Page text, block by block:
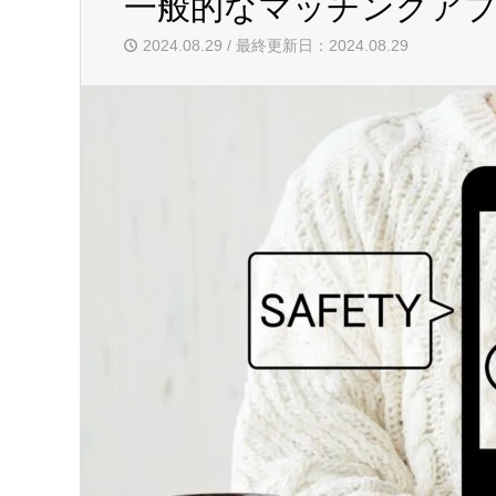
2024.08.29 / 最終更新日：2024.08.29